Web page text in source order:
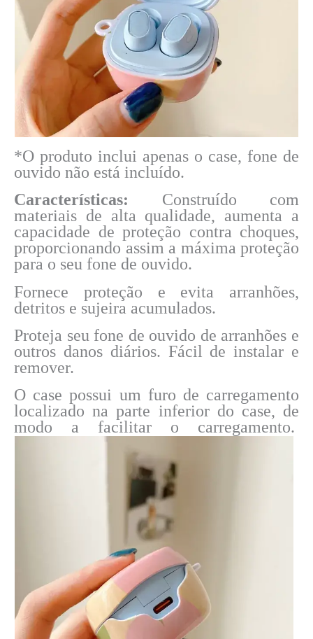
*O produto inclui apenas o case, fone de
ouvido não está incluído.
Características: Construído com
materiais de alta qualidade, aumenta a
capacidade de proteção contra choques,
proporcionando assim a máxima proteção
para o seu fone de ouvido.
Fornece proteção e evita arranhões,
detritos e sujeira acumulados.
Proteja seu fone de ouvido de arranhões e
outros danos diários. Fácil de instalar e
remover.
O case possui um furo de carregamento
localizado na parte inferior do case, de
modo a facilitar o carregamento.